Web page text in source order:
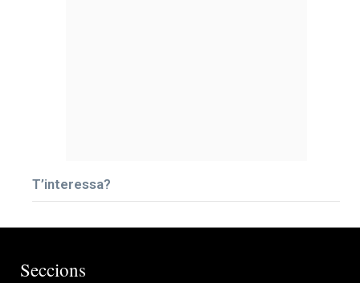
T’interessa?
Seccions